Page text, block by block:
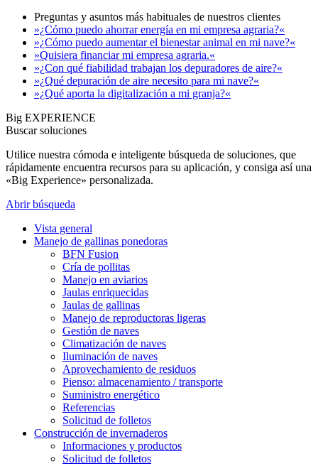
Preguntas y asuntos más habituales de nuestros clientes
»¿Cómo puedo ahorrar energía en mi empresa agraria?«
»¿Cómo puedo aumentar el bienestar animal en mi nave?«
»Quisiera financiar mi empresa agraria.«
»¿Con qué fiabilidad trabajan los depuradores de aire?«
»¿Qué depuración de aire necesito para mi nave?«
»¿Qué aporta la digitalización a mi granja?«
Big EXPERIENCE
Buscar soluciones
Utilice nuestra cómoda e inteligente búsqueda de soluciones, que
rápidamente encuentra recursos para su aplicación, y consiga así una
«Big Experience» personalizada.
Abrir búsqueda
Vista general
Manejo de gallinas ponedoras
BFN Fusion
Cría de pollitas
Manejo en aviarios
Jaulas enriquecidas
Jaulas de gallinas
Manejo de reproductoras ligeras
Gestión de naves
Climatización de naves
Iluminación de naves
Aprovechamiento de residuos
Pienso: almacenamiento / transporte
Suministro energético
Referencias
Solicitud de folletos
Construcción de invernaderos
Informaciones y productos
Solicitud de folletos